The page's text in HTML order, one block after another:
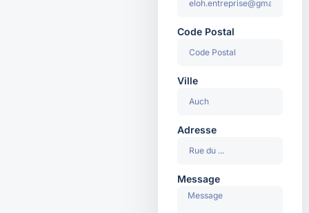
Code Postal
Ville
Adresse
Message